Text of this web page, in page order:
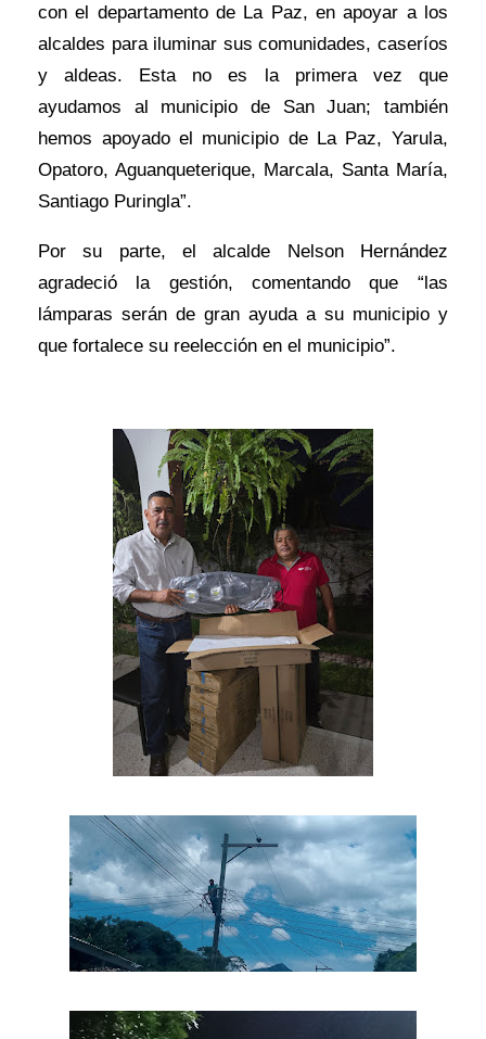
con el departamento de La Paz, en apoyar a los
alcaldes para iluminar sus comunidades, caseríos
y aldeas. Esta no es la primera vez que
ayudamos al municipio de San Juan; también
hemos apoyado el municipio de La Paz, Yarula,
Opatoro, Aguanqueterique, Marcala, Santa María,
Santiago Puringla”.
Por su parte, el alcalde Nelson Hernández
agradeció la gestión, comentando que “las
lámparas serán de gran ayuda a su municipio y
que fortalece su reelección en el municipio”.